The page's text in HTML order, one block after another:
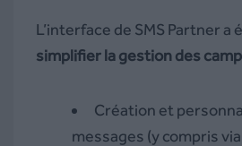
L’interface de SMS Partner a
simplifier la gestion des
Création et
messages (y compris